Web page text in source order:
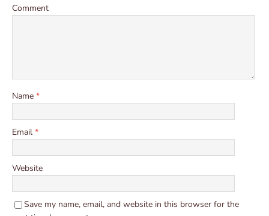
Comment
Name *
Email *
Website
Save my name, email, and website in this browser for the